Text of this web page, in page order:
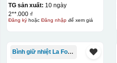
TG sản xuất: 10 ngày
2**.000 ₫
Đăng kýhoặc Đăng nhậpđể xem giá
Bình giữ nhiệt La Fonte